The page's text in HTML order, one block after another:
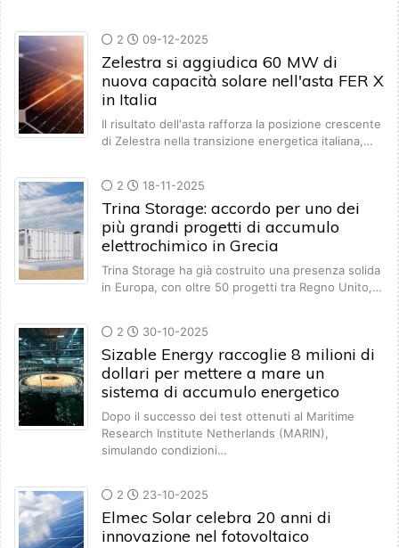
2 09-12-2025
Zelestra si aggiudica 60 MW di
nuova capacità solare nell'asta FER X
in Italia
Il risultato dell'asta rafforza la posizione crescente
di Zelestra nella transizione energetica italiana,…
2 18-11-2025
Trina Storage: accordo per uno dei
più grandi progetti di accumulo
elettrochimico in Grecia
Trina Storage ha già costruito una presenza solida
in Europa, con oltre 50 progetti tra Regno Unito,…
2 30-10-2025
Sizable Energy raccoglie 8 milioni di
dollari per mettere a mare un
sistema di accumulo energetico
Dopo il successo dei test ottenuti al Maritime
Research Institute Netherlands (MARIN),
simulando condizioni…
2 23-10-2025
Elmec Solar celebra 20 anni di
innovazione nel fotovoltaico